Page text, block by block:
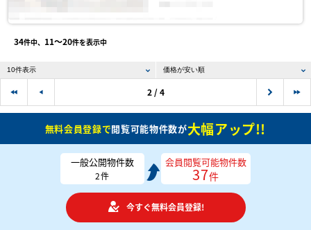
34件中、 11〜20件を表示中
2 / 4
無料会員登録で閲覧可能物件数が大幅アップ!!
一般公開物件数
2件
会員閲覧可能物件数
37件
今すぐ無料会員登録!